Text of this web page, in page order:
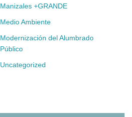
Manizales +GRANDE
Medio Ambiente
Modernización del Alumbrado
Público
Uncategorized